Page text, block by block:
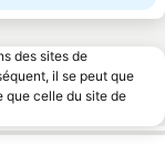
des sites de
il se peut que
que celle du site de